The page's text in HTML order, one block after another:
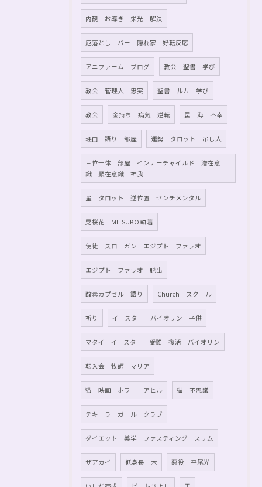
内観 お導き 栄光 解決
厄落とし バー 隠れ家 好転反応
アニファーム ブログ 教会 聖書 学び
教会 管理人 忠実 聖書 ルカ 学び
教会 金持ち 病気 逆転 罠 海 不幸
理由 語り 部屋 運勢 タロット 吊し人
三位一体 部屋 インナーチャイルド 潜在意
識 顕在意識 神我
星 タロット 逆位置 センチメンタル
晃桜花 MITSUKO 執着
使徒 スローガン エジプト ファラオ
エジプト ファラオ 脱出
酸素カプセル 語り Church スクール
祈り イースター バイオリン 子供
マタイ イースター 受難 復活 バイオリン
転入会 牧師 マリア
猫 映画 ホラー アヒル 猫 不思議
テキーラ ガール クラブ
ダイエット 美学 ファスティング スリム
ザアカイ 低身長 木 悪役 平尾光